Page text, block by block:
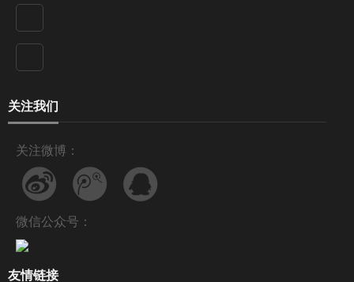
关注我们
关注微博：
微信公众号：
友情链接